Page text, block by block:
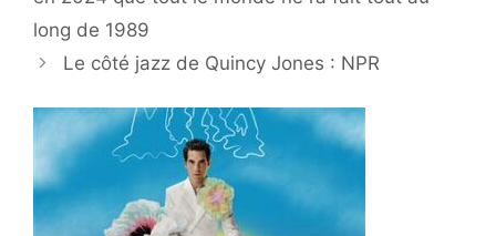
long de 1989
Le côté jazz de Quincy Jones : NPR